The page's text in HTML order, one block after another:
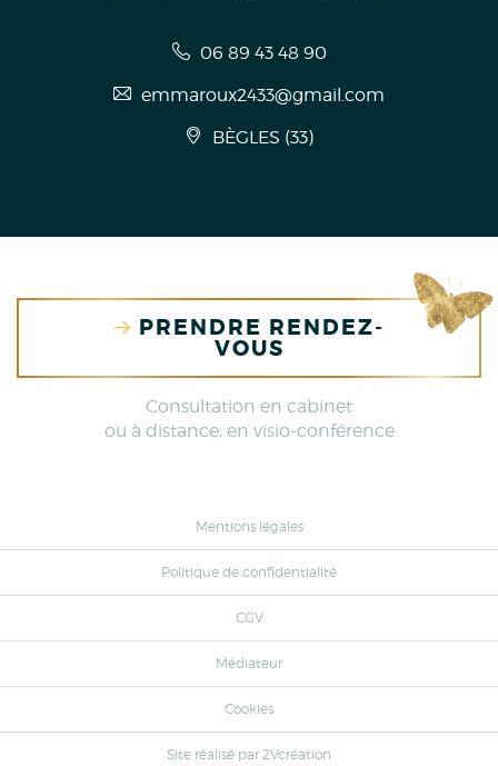
06 89 43 48 90
emmaroux2433@gmail.com
BÈGLES (33)
PRENDRE RENDEZ-
VOUS
Consultation en cabinet
ou à distance, en visio-conférence
Mentions légales
Politique de confidentialité
CGV
Médiateur
Cookies
Site réalisé par2Vcréation